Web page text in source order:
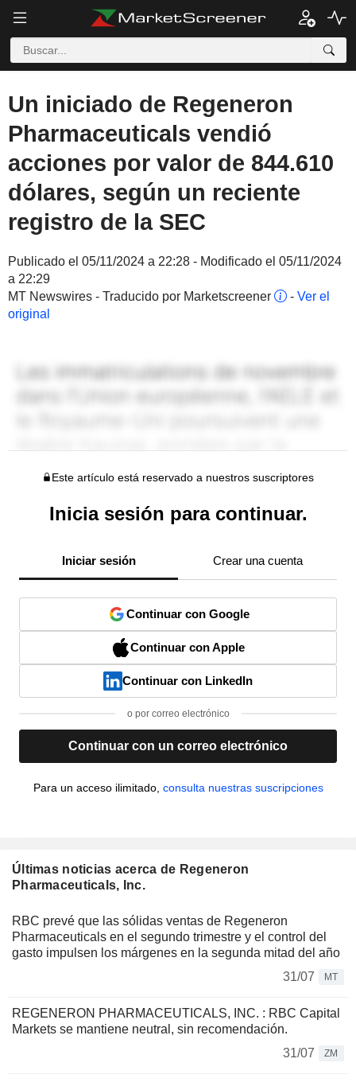
Un iniciado de Regeneron
Pharmaceuticals vendió
acciones por valor de 844.610
dólares, según un reciente
registro de la SEC
Publicado el 05/11/2024 a 22:28 - Modificado el 05/11/2024
a 22:29
MT Newswires - Traducido por Marketscreener
- Ver el
original
Este artículo está reservado a nuestros suscriptores
Inicia sesión para continuar.
Iniciar sesión Crear una cuenta
Continuar con Google
Continuar con Apple
Continuar con LinkedIn
o por correo electrónico
Continuar con un correo electrónico
Para un acceso ilimitado, consulta nuestras suscripciones
Últimas noticias acerca de Regeneron
Pharmaceuticals, Inc.
RBC prevé que las sólidas ventas de Regeneron
Pharmaceuticals en el segundo trimestre y el control del
gasto impulsen los márgenes en la segunda mitad del año
31/07
MT
REGENERON PHARMACEUTICALS, INC. : RBC Capital
Markets se mantiene neutral, sin recomendación.
31/07
ZM